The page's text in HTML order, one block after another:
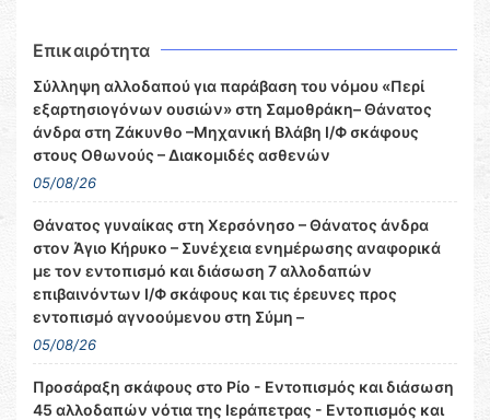
Επικαιρότητα
Σύλληψη αλλοδαπού για παράβαση του νόμου «Περί
εξαρτησιογόνων ουσιών» στη Σαμοθράκη– Θάνατος
άνδρα στη Ζάκυνθο –Μηχανική Βλάβη Ι/Φ σκάφους
στους Οθωνούς – Διακομιδές ασθενών
05/08/26
Θάνατος γυναίκας στη Χερσόνησο – Θάνατος άνδρα
στον Άγιο Κήρυκο – Συνέχεια ενημέρωσης αναφορικά
με τον εντοπισμό και διάσωση 7 αλλοδαπών
επιβαινόντων Ι/Φ σκάφους και τις έρευνες προς
εντοπισμό αγνοούμενου στη Σύμη –
05/08/26
Προσάραξη σκάφους στο Ρίο - Εντοπισμός και διάσωση
45 αλλοδαπών νότια της Ιεράπετρας - Εντοπισμός και